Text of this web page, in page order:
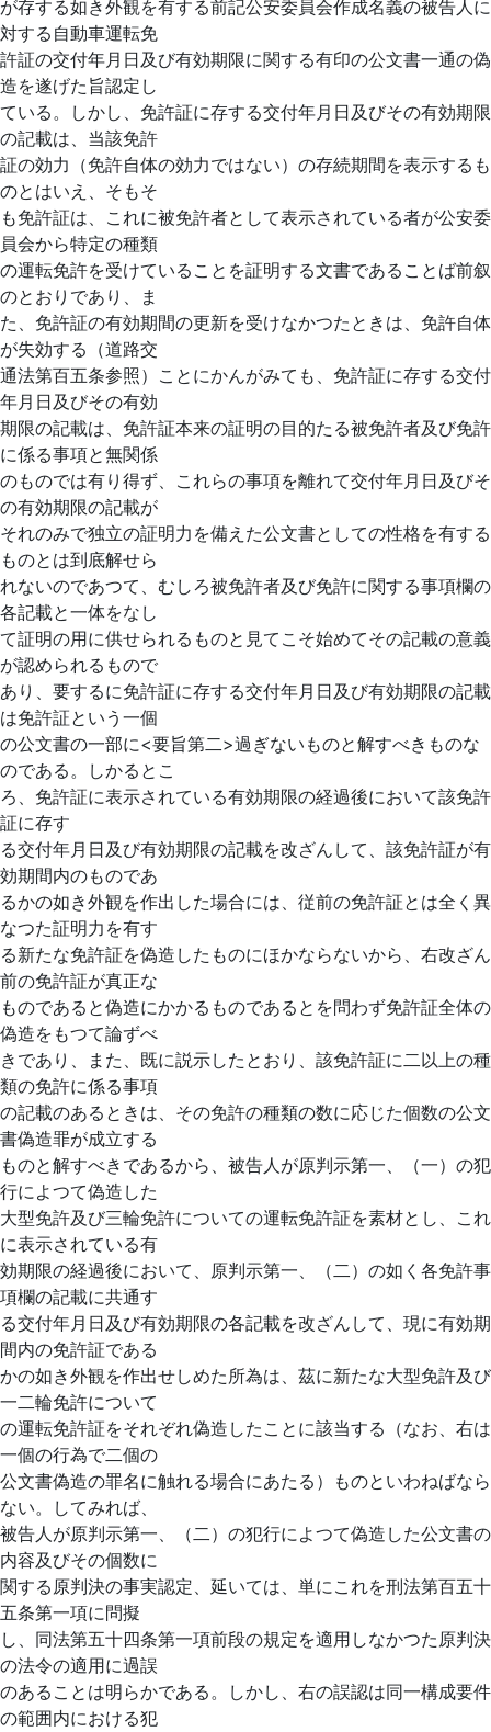
が存する如き外観を有する前記公安委員会作成名義の被告人に
対する自動車運転免
許証の交付年月日及び有効期限に関する有印の公文書一通の偽
造を遂げた旨認定し
ている。しかし、免許証に存する交付年月日及びその有効期限
の記載は、当該免許
証の効力（免許自体の効力ではない）の存続期間を表示するも
のとはいえ、そもそ
も免許証は、これに被免許者として表示されている者が公安委
員会から特定の種類
の運転免許を受けていることを証明する文書であることば前叙
のとおりであり、ま
た、免許証の有効期間の更新を受けなかつたときは、免許自体
が失効する（道路交
通法第百五条参照）ことにかんがみても、免許証に存する交付
年月日及びその有効
期限の記載は、免許証本来の証明の目的たる被免許者及び免許
に係る事項と無関係
のものでは有り得ず、これらの事項を離れて交付年月日及びそ
の有効期限の記載が
それのみで独立の証明力を備えた公文書としての性格を有する
ものとは到底解せら
れないのであつて、むしろ被免許者及び免許に関する事項欄の
各記載と一体をなし
て証明の用に供せられるものと見てこそ始めてその記載の意義
が認められるもので
あり、要するに免許証に存する交付年月日及び有効期限の記載
は免許証という一個
の公文書の一部に<要旨第二>過ぎないものと解すべきものな
のである。しかるとこ
ろ、免許証に表示されている有効期限の経過後において該免許
証に存す
る交付年月日及び有効期限の記載を改ざんして、該免許証が有
効期間内のものであ
るかの如き外観を作出した場合には、従前の免許証とは全く異
なつた証明力を有す
る新たな免許証を偽造したものにほかならないから、右改ざん
前の免許証が真正な
ものであると偽造にかかるものであるとを問わず免許証全体の
偽造をもつて論ずべ
きであり、また、既に説示したとおり、該免許証に二以上の種
類の免許に係る事項
の記載のあるときは、その免許の種類の数に応じた個数の公文
書偽造罪が成立する
ものと解すべきであるから、被告人が原判示第一、（一）の犯
行によつて偽造した
大型免許及び三輪免許についての運転免許証を素材とし、これ
に表示されている有
効期限の経過後において、原判示第一、（二）の如く各免許事
項欄の記載に共通す
る交付年月日及び有効期限の各記載を改ざんして、現に有効期
間内の免許証である
かの如き外観を作出せしめた所為は、茲に新たな大型免許及び
一二輪免許について
の運転免許証をそれぞれ偽造したことに該当する（なお、右は
一個の行為で二個の
公文書偽造の罪名に触れる場合にあたる）ものといわねばなら
ない。してみれば、
被告人が原判示第一、（二）の犯行によつて偽造した公文書の
内容及びその個数に
関する原判決の事実認定、延いては、単にこれを刑法第百五十
五条第一項に問擬
し、同法第五十四条第一項前段の規定を適用しなかつた原判決
の法令の適用に過誤
のあることは明らかである。しかし、右の誤認は同一構成要件
の範囲内における犯